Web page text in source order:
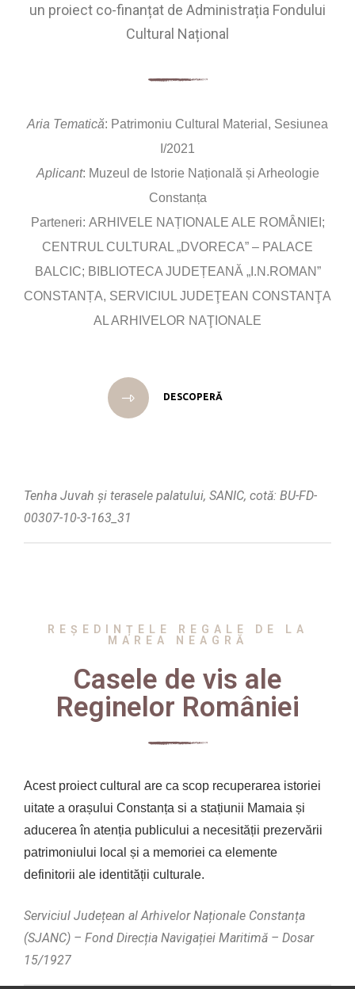
un proiect co-finanțat de Administrația Fondului
Cultural Național
Aria Tematică: Patrimoniu Cultural Material, Sesiunea
I/2021
Aplicant: Muzeul de Istorie Națională și Arheologie
Constanța
Parteneri: ARHIVELE NAȚIONALE ALE ROMÂNIEI;
CENTRUL CULTURAL „DVORECA” – PALACE
BALCIC; BIBLIOTECA JUDEȚEANĂ „I.N.ROMAN”
CONSTANȚA, SERVICIUL JUDEŢEAN CONSTANŢA
AL ARHIVELOR NAŢIONALE
DESCOPERĂ
Tenha Juvah și terasele palatului, SANIC, cotă: BU-FD-
00307-10-3-163_31
Serviciul Județean al Arhivelor Naționale Constanța
(SJANC) – Fond Direcția Navigației Maritimă – Dosar
15/1927
REȘEDINȚELE REGALE DE LA
MAREA NEAGRĂ
Casele de vis ale
Reginelor României
Acest proiect cultural are ca scop recuperarea istoriei
uitate a orașului Constanța si a stațiunii Mamaia și
aducerea în atenția publicului a necesității prezervării
patrimoniului local și a memoriei ca elemente
definitorii ale identității culturale.